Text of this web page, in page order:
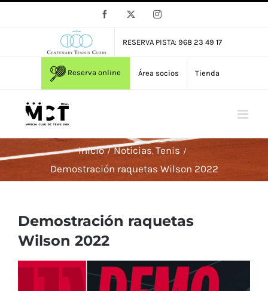
Facebook Instagram
RESERVA PISTA: 968 23 49 17
Reserva online Área socios Tienda
Inicio Noticias Tenis
Demostración raquetas Wilson 2022
Demostración raquetas
Wilson 2022
Ver